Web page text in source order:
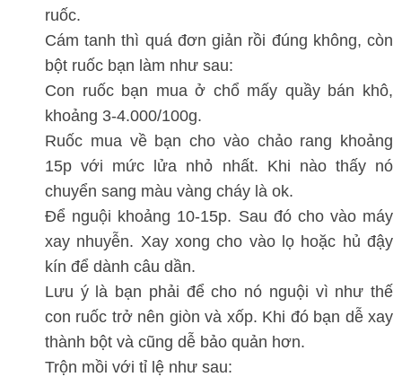
ruốc.
Cám tanh thì quá đơn giản rồi đúng không, còn
bột ruốc bạn làm như sau:
Con ruốc bạn mua ở chổ mấy quầy bán khô,
khoảng 3-4.000/100g.
Ruốc mua về bạn cho vào chảo rang khoảng
15p với mức lửa nhỏ nhất. Khi nào thấy nó
chuyển sang màu vàng cháy là ok.
Để nguội khoảng 10-15p. Sau đó cho vào máy
xay nhuyễn. Xay xong cho vào lọ hoặc hủ đậy
kín để dành câu dần.
Lưu ý là bạn phải để cho nó nguội vì như thế
con ruốc trở nên giòn và xốp. Khi đó bạn dễ xay
thành bột và cũng dễ bảo quản hơn.
Trộn mồi với tỉ lệ như sau: